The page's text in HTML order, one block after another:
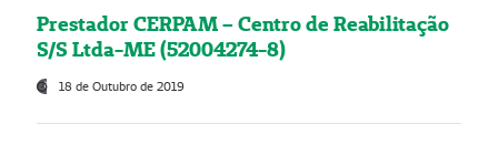
Prestador CERPAM – Centro de Reabilitação
S/S Ltda-ME (52004274-8)
18 de Outubro de 2019